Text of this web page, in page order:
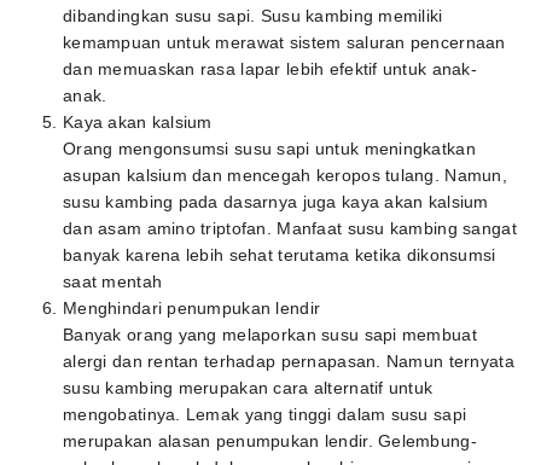
dibandingkan susu sapi. Susu kambing memiliki
kemampuan untuk merawat sistem saluran pencernaan
dan memuaskan rasa lapar lebih efektif untuk anak-
anak.
Kaya akan kalsium
Orang mengonsumsi susu sapi untuk meningkatkan
asupan kalsium dan mencegah keropos tulang. Namun,
susu kambing pada dasarnya juga kaya akan kalsium
dan asam amino triptofan. Manfaat susu kambing sangat
banyak karena lebih sehat terutama ketika dikonsumsi
saat mentah
Menghindari penumpukan lendir
Banyak orang yang melaporkan susu sapi membuat
alergi dan rentan terhadap pernapasan. Namun ternyata
susu kambing merupakan cara alternatif untuk
mengobatinya. Lemak yang tinggi dalam susu sapi
merupakan alasan penumpukan lendir. Gelembung-